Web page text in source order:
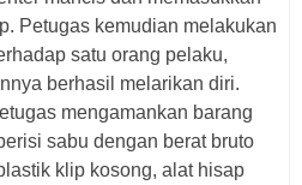
Petugas kemudian melakukan
satu orang pelaku,
berhasil melarikan diri.
mengamankan barang
sabu dengan berat bruto
klip kosong, alat hisap